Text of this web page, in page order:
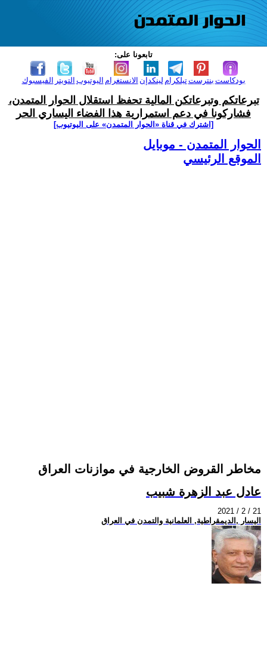
تابعونا على:
الفيسبوك التويتر اليوتيوب الانستغرام لينكدإن تيلكرامبنترست بودكاست
تبرعاتكم وتبرعاتكن المالية تحفظ استقلال الحوار المتمدن،
فشاركونا في دعم استمرارية هذا الفضاء اليساري الحر
[اشترك في قناة ‫«الحوار المتمدن» على اليوتيوب]
الحوار المتمدن - موبايل
الموقع الرئيسي
مخاطر القروض الخارجية في موازنات العراق
عادل عبد الزهرة شبيب
2021 / 2 / 21
اليسار ,الديمقراطية, العلمانية والتمدن في العراق